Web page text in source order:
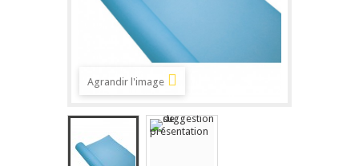
Agrandir l'image